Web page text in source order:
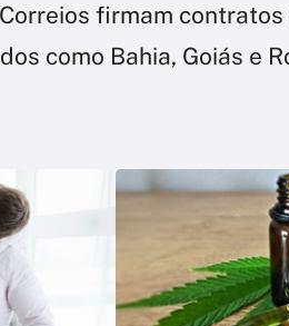
firmam
como Bahia, Goiás e